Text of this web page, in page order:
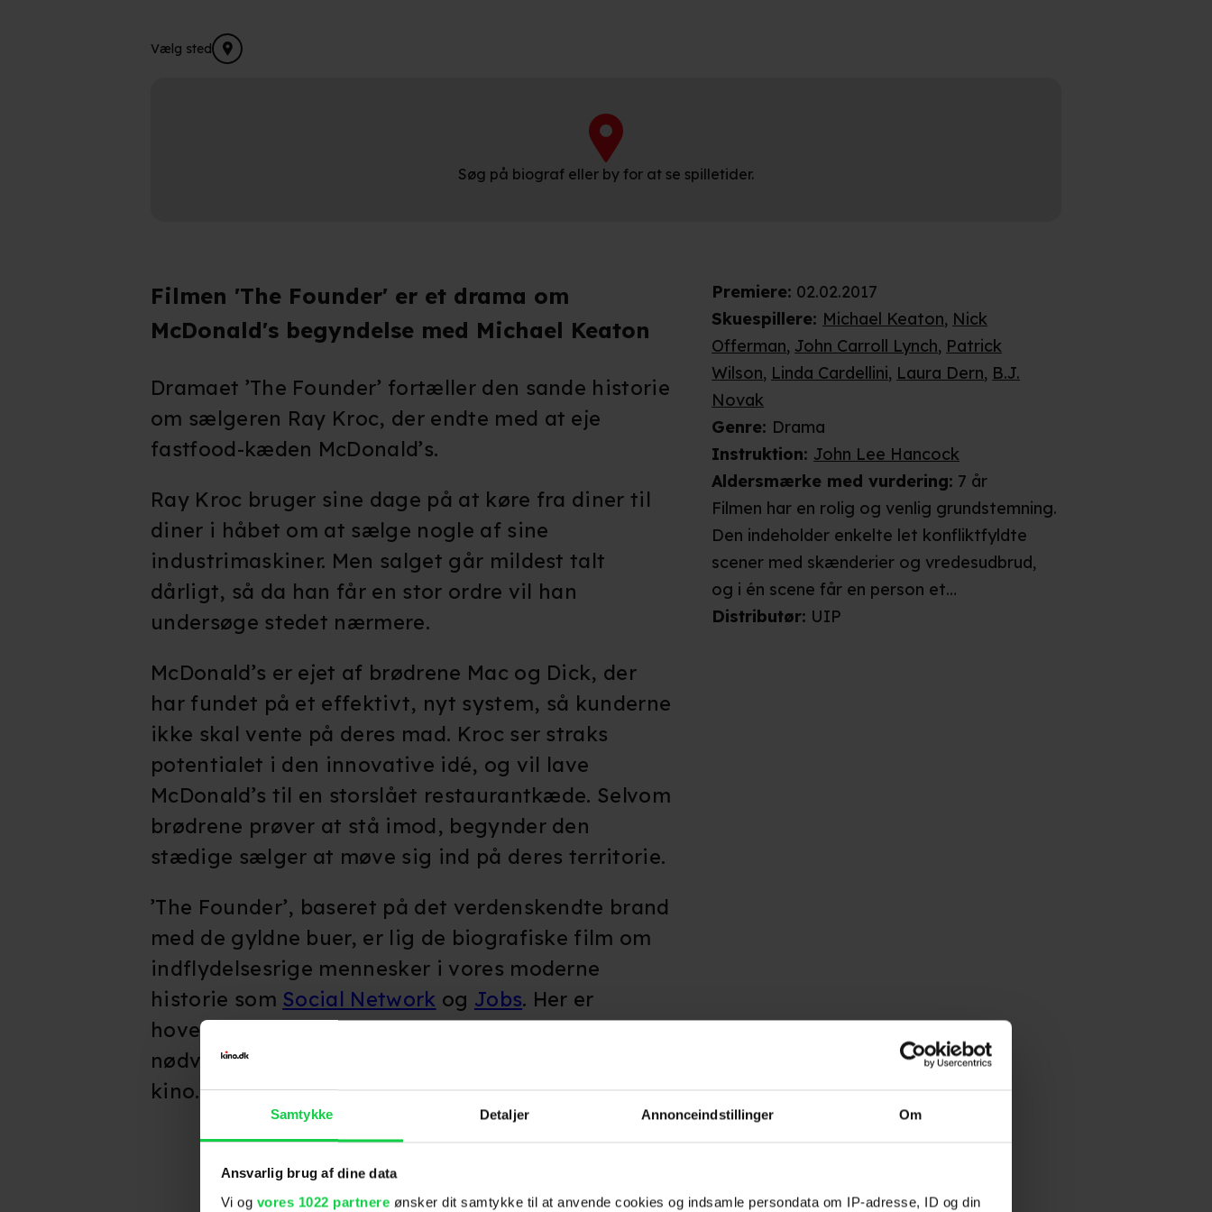
Samtykke Detaljer Annonceindstillinger Om
Ansvarlig brug af dine data
Vi og vores 1022 partnere ønsker dit samtykke til at anvende cookies og indsamle persondata om IP-adresse, ID og din
Vælg sted
Søg på biograf eller by for at se spilletider.
Premiere: 02.02.2017
Skuespillere: Michael Keaton, Nick
Offerman, John Carroll Lynch, Patrick
Wilson, Linda Cardellini, Laura Dern, B.J.
Novak
Genre: Drama
Instruktion: John Lee Hancock
Aldersmærke med vurdering: 7 år
Filmen har en rolig og venlig grundstemning.
Den indeholder enkelte let konfliktfyldte
scener med skænderier og vredesudbrud,
og i én scene får en person et
ildebefindende og falder pludseligt om på
Distributør: UIP
Filmen 'The Founder' er et drama om
McDonald's begyndelse med Michael Keaton
Dramaet ’The Founder’ fortæller den sande historie
om sælgeren Ray Kroc, der endte med at eje
fastfood-kæden McDonald’s.
Ray Kroc bruger sine dage på at køre fra diner til
diner i håbet om at sælge nogle af sine
industrimaskiner. Men salget går mildest talt
dårligt, så da han får en stor ordre vil han
undersøge stedet nærmere.
McDonald’s er ejet af brødrene Mac og Dick, der
har fundet på et effektivt, nyt system, så kunderne
ikke skal vente på deres mad. Kroc ser straks
potentialet i den innovative idé, og vil lave
McDonald’s til en storslået restaurantkæde. Selvom
brødrene prøver at stå imod, begynder den
stædige sælger at møve sig ind på deres territorie.
’The Founder’, baseret på det verdenskendte brand
med de gyldne buer, er lig de biografiske film om
indflydelsesrige mennesker i vores moderne
historie som Social Network og Jobs. Her er
hovedpersonen meget betydningsfuld, men ikke
nødvendigvis særlig sympatisk
kino.dk)